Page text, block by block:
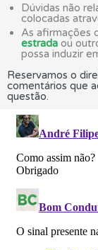
Dúvidas não
colocadas
As afirmações
estrada ou
possa induzir
Reservamos o
comentários que
questão.